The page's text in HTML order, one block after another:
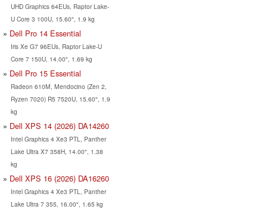
UHD Graphics 64EUs, Raptor Lake-
U Core 3 100U, 15.60", 1.9 kg
Dell Pro 14 Essential
Iris Xe G7 96EUs, Raptor Lake-U
Core 7 150U, 14.00", 1.69 kg
Dell Pro 15 Essential
Radeon 610M, Mendocino (Zen 2,
Ryzen 7020) R5 7520U, 15.60", 1.9
kg
Dell XPS 14 (2026) DA14260
Intel Graphics 4 Xe3 PTL, Panther
Lake Ultra X7 358H, 14.00", 1.38
kg
Dell XPS 16 (2026) DA16260
Intel Graphics 4 Xe3 PTL, Panther
Lake Ultra 7 355, 16.00", 1.65 kg